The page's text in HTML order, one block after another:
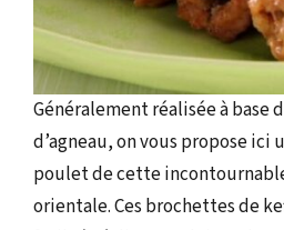
Généralement réalisée à base
d’agneau, on vous propose ici
poulet de cette
orientale. Ces brochettes de